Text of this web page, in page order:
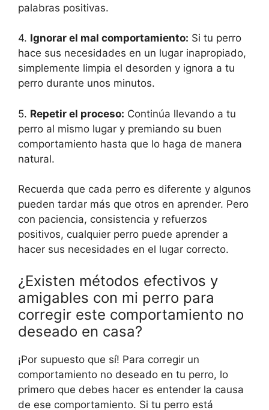
palabras positivas.
4. Ignorar el mal comportamiento: Si tu perro
hace sus necesidades en un lugar inapropiado,
simplemente limpia el desorden y ignora a tu
perro durante unos minutos.
5. Repetir el proceso: Continúa llevando a tu
perro al mismo lugar y premiando su buen
comportamiento hasta que lo haga de manera
natural.
Recuerda que cada perro es diferente y algunos
pueden tardar más que otros en aprender. Pero
con paciencia, consistencia y refuerzos
positivos, cualquier perro puede aprender a
hacer sus necesidades en el lugar correcto.
¿Existen métodos efectivos y
amigables con mi perro para
corregir este comportamiento no
deseado en casa?
¡Por supuesto que sí! Para corregir un
comportamiento no deseado en tu perro, lo
primero que debes hacer es entender la causa
de ese comportamiento. Si tu perro está